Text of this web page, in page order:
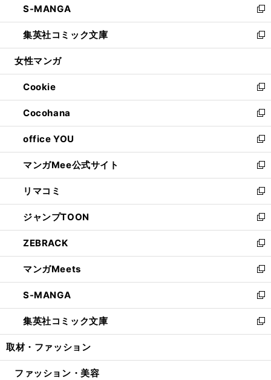
く
で
開
く
ド
ウ
で
開
ィ
ン
ド
ウ
開
く
い
ウ
ィ
ン
ウ
で
開
く
S-MANGA
新
し
い
ウ
ン
ド
ウ
で
開
く
集英社コミック文庫
新
し
ウ
ィ
ン
ド
ウ
で
開
く
女性マンガ
Cookie
新
し
い
ウ
ィ
ン
ド
ウ
で
開
く
Cocohana
新
し
い
ウ
ィ
ン
ド
ウ
で
開
く
office YOU
新
し
い
ウ
ィ
ン
ド
ウ
で
開
く
マンガMee公式サイト
新
し
い
ウ
ィ
ン
ド
ウ
で
開
く
リマコミ
新
し
い
ウ
ィ
ン
ド
ウ
で
開
く
ジャンプTOON
新
し
い
ウ
ィ
ン
ド
ウ
で
開
ZEBRACK
新
し
い
ウ
ィ
ン
ド
ウ
開
マンガMeets
新
し
い
ウ
ィ
ン
ウ
S-MANGA
新
し
い
ウ
ン
集英社コミック文庫
新
し
ウ
取材・ファッション
ファッション・美容